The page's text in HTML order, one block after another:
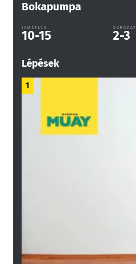
Bokapumpa
ISMÉTLÉS
10-15
SOROZAT
2-3
Lépések
1